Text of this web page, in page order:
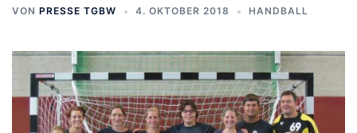
VON PRESSE TGBW 4. OKTOBER 2018 HANDBALL